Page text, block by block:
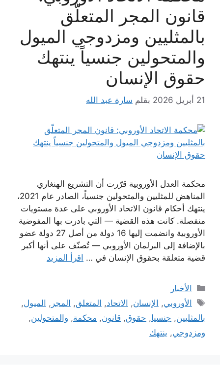
قانون المجر المتعلّق
بالمثليين ومزدوجي الميول
والمتحولين جنسياً ينتهك
حقوق الإنسان
21 أبريل 2026 بقلم سارة عبد الله
محكمة العدل الأوروبية قرّرت أن التشريع الهنغاري
المناهض للمثليين والمتحولين جنسياً، الصادر عام 2021،
ينتهك أحكام قانون الاتحاد الأوروبي على عدة مستويات
منفصلة. كانت هذه القضية — التي بادرت بها المفوضية
الأوروبية وانضمت إليها 16 دولة من أصل 27 دولة عضو
بالإضافة إلى البرلمان الأوروبي — تُصنّف على أنها أكبر
قضية متعلقة بحقوق الإنسان في … اقرأ المزيد
التصنيفات
الأخبار
الوسوم
الأوروبي, الإنسان, الاتحاد, المتعلق, المجر , الميول,
بالمثليين, جنسيا, حقوق, قانون, محكمة, والمتحولين,
ومزدوجي, ينتهك